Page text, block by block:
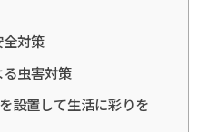
対策
虫害対策
設置して生活に彩りを